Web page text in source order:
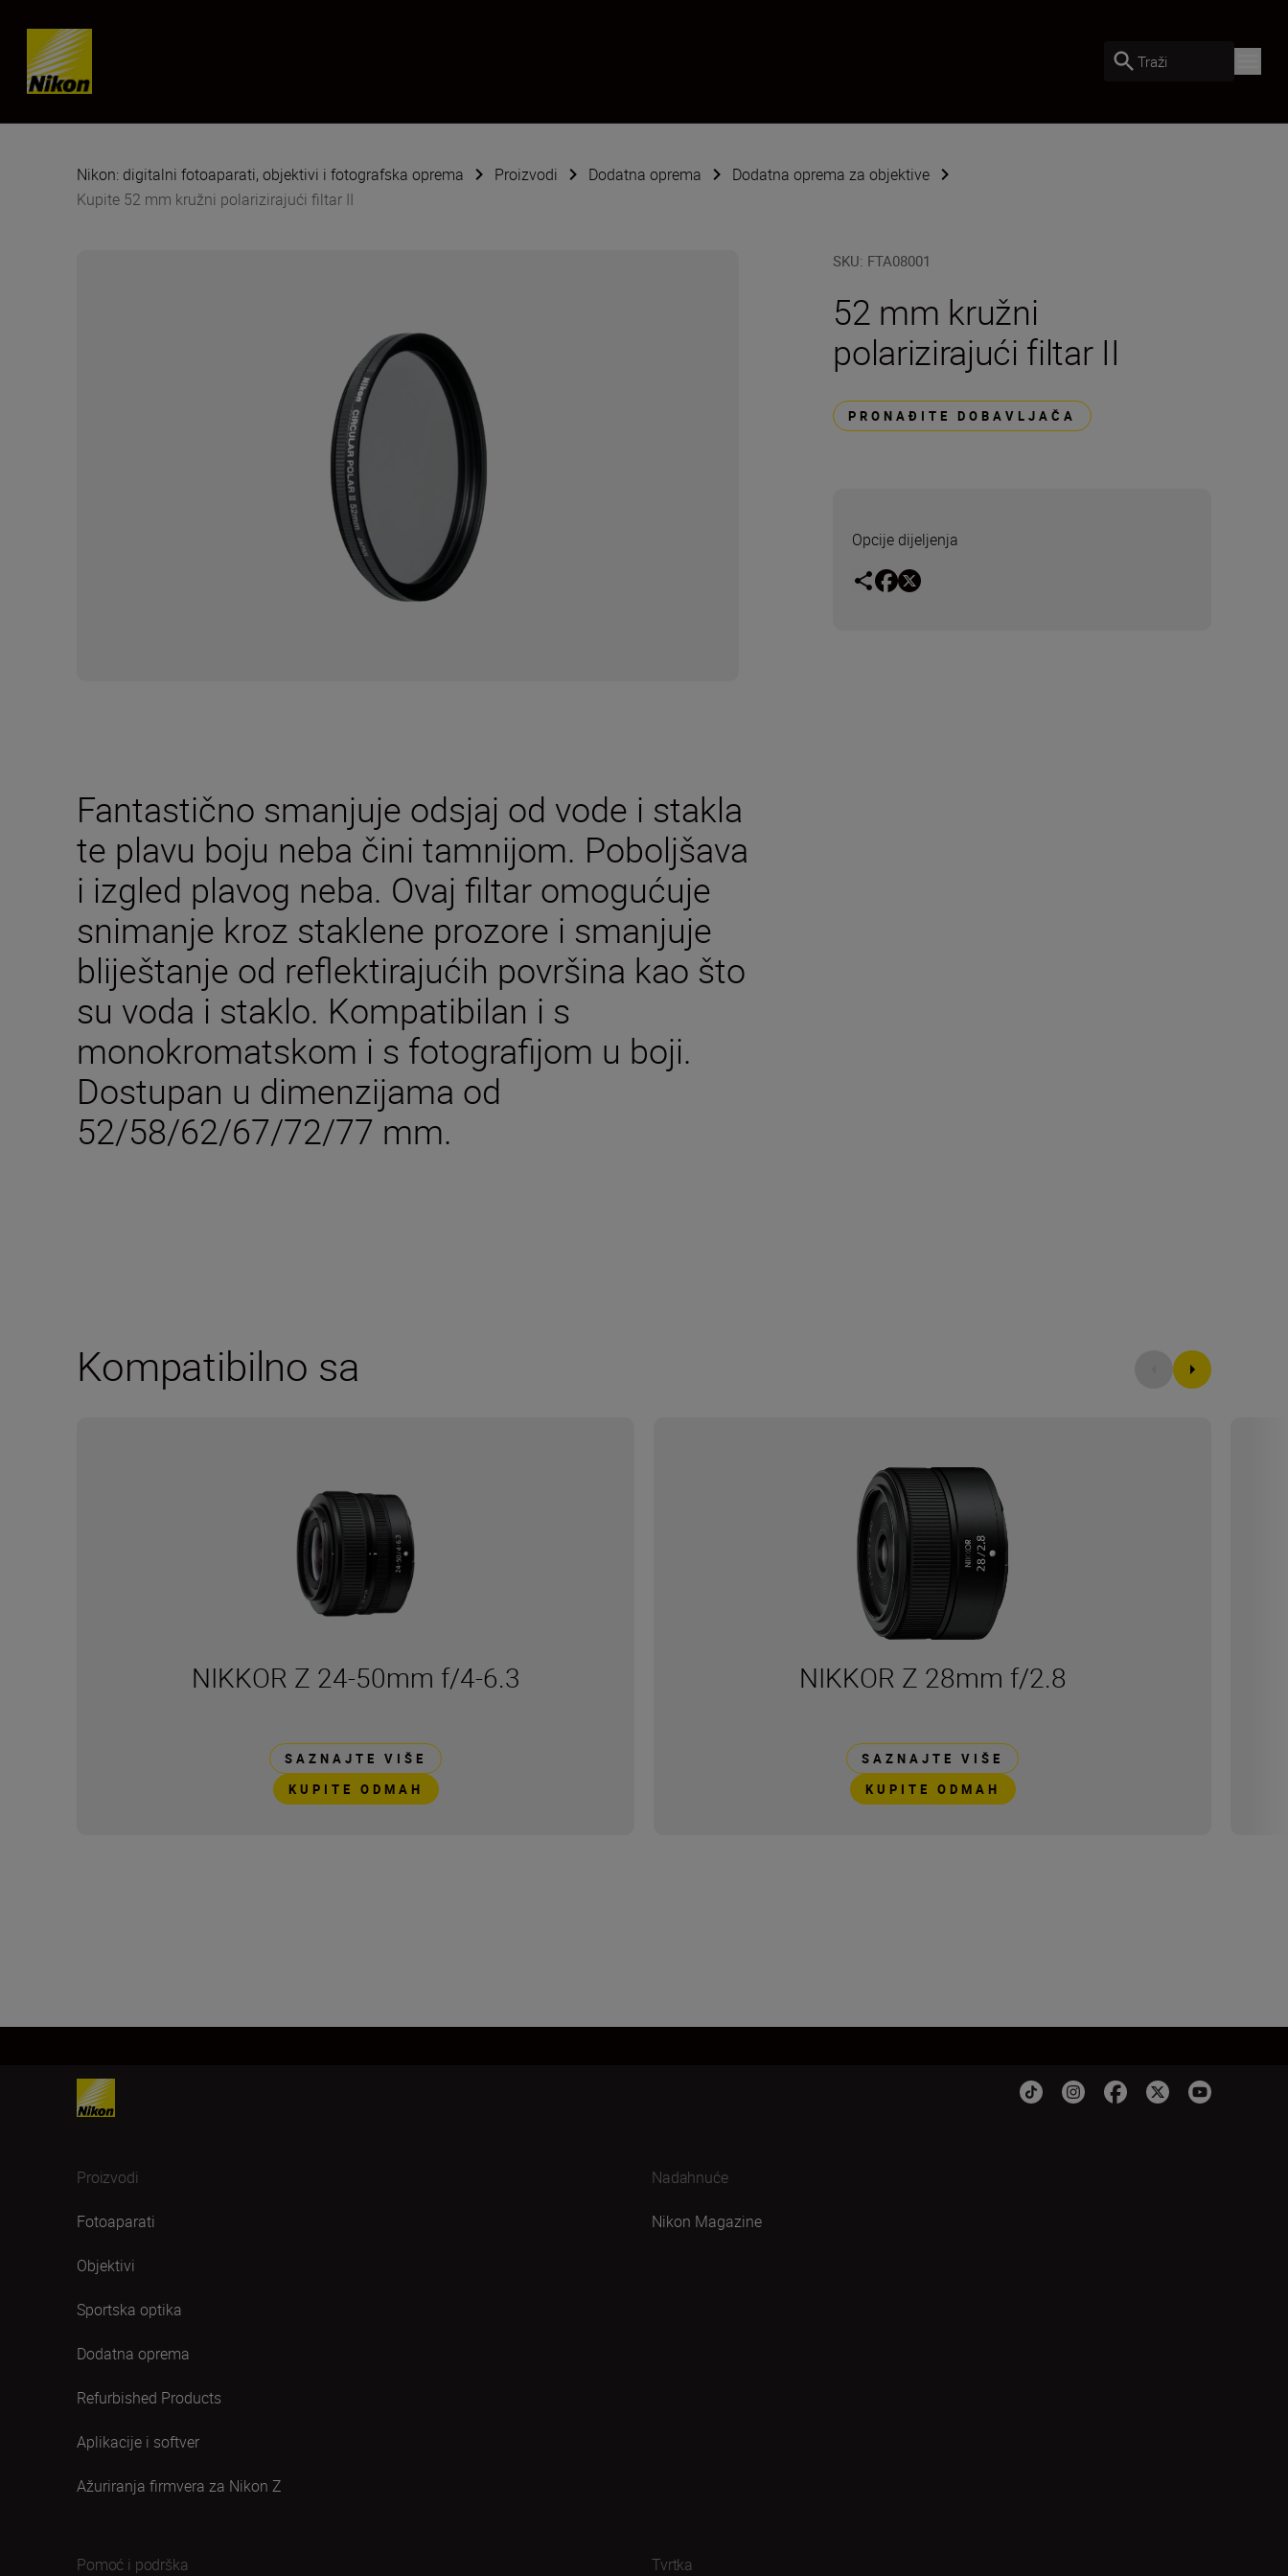
Skip content
Traži
Nikon: digitalni fotoaparati, objektivi i fotografska oprema Proizvodi Dodatna oprema
Dodatna oprema za objektive
Kupite 52 mm kružni polarizirajući filtar II
SKU: FTA08001
52 mm kružni
polarizirajući filtar II
PRONAĐITE DOBAVLJAČA
Opcije dijeljenja
Fantastično smanjuje odsjaj od vode i stakla
te plavu boju neba čini tamnijom. Poboljšava
i izgled plavog neba. Ovaj filtar omogućuje
snimanje kroz staklene prozore i smanjuje
bliještanje od reflektirajućih površina kao što
su voda i staklo. Kompatibilan i s
monokromatskom i s fotografijom u boji.
Dostupan u dimenzijama od
52/58/62/67/72/77 mm.
Kompatibilno sa
NIKKOR Z 24-50mm f/4-6.3
SAZNAJTE VIŠE
KUPITE ODMAH
NIKKOR Z 28mm f/2.8
SAZNAJTE VIŠE
KUPITE ODMAH
Proizvodi
Fotoaparati
Objektivi
Sportska optika
Dodatna oprema
Refurbished Products
Aplikacije i softver
Ažuriranja firmvera za Nikon Z
Nadahnuće
Nikon Magazine
Pomoć i podrška Tvrtka